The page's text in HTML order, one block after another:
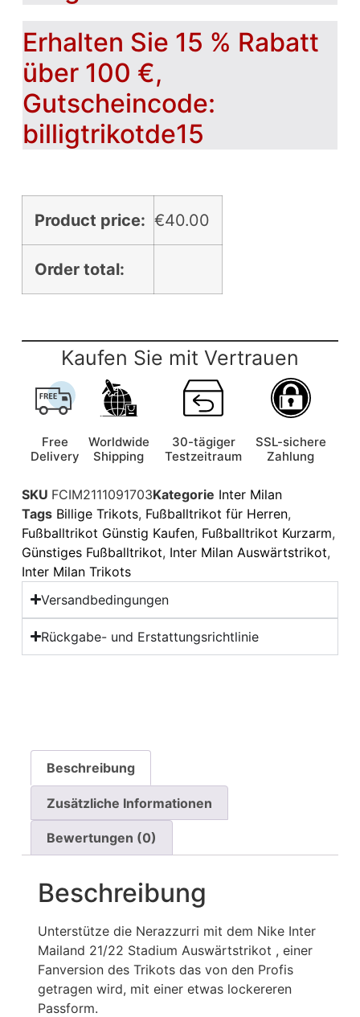
Erhalten Sie 15 % Rabatt
über 100 €,
Gutscheincode:
billigtrikotde15
Product price: €40.00
Order total:
Kaufen Sie mit Vertrauen
Free
Delivery
Worldwide
Shipping
30-tägiger
Testzeitraum
SSL-sichere
Zahlung
SKU FCIM2111091703Kategorie Inter Milan
Tags Billige Trikots, Fußballtrikot für Herren,
Fußballtrikot Günstig Kaufen, Fußballtrikot Kurzarm,
Günstiges Fußballtrikot, Inter Milan Auswärtstrikot,
Inter Milan Trikots
Versandbedingungen
Rückgabe- und Erstattungsrichtlinie
Beschreibung
Zusätzliche Informationen
Bewertungen (0)
Beschreibung
Unterstütze die Nerazzurri mit dem Nike Inter
Mailand 21/22 Stadium Auswärtstrikot , einer
Fanversion des Trikots das von den Profis
getragen wird, mit einer etwas lockereren
Passform.